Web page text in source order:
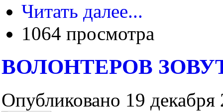
Читать далее...
1064 просмотра
ВОЛОНТЕРОВ
Опубликовано 19 декабря